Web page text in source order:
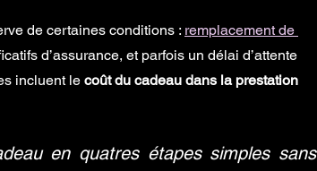
de certaines conditions : remplacement de
d’assurance, et parfois un délai d’attente
incluent le coût du cadeau dans la prestation
en quatres étapes simples sans